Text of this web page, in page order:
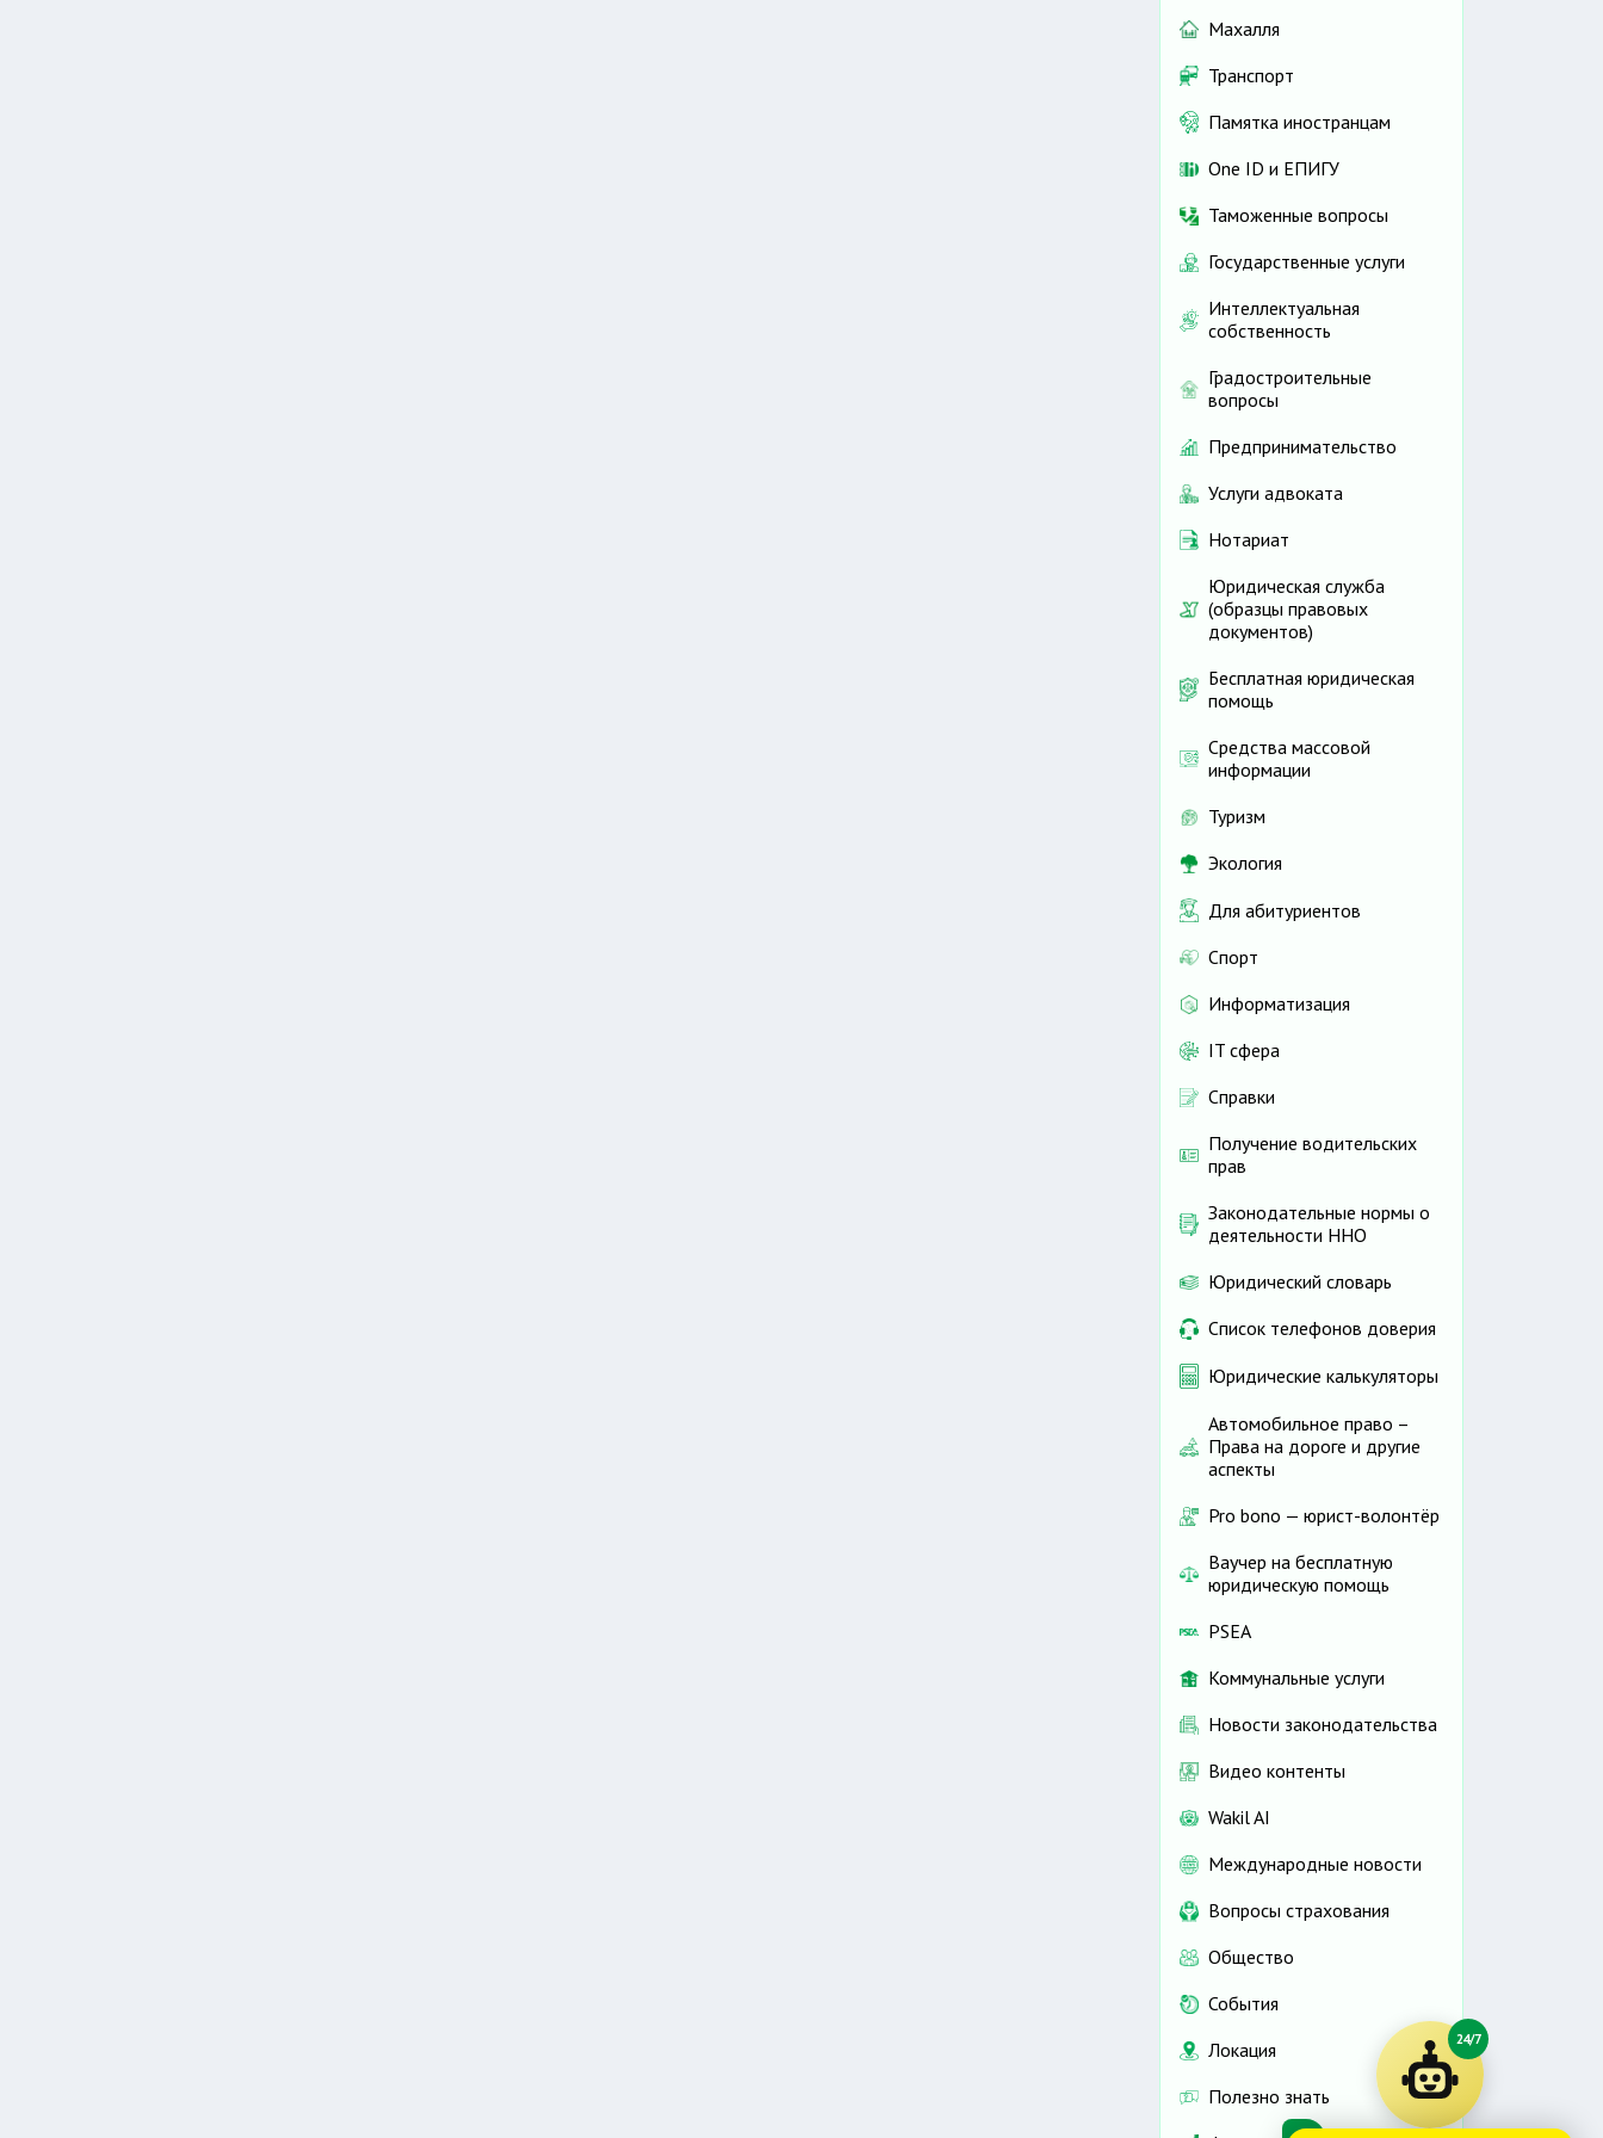
Махалля
Транспорт
Памятка иностранцам
One ID и ЕПИГУ
Таможенные вопросы
Государственные услуги
Интеллектуальная
собственность
Градостроительные
вопросы
Предпринимательство
Услуги адвоката
Нотариат
Юридическая служба
(образцы правовых
документов)
Бесплатная юридическая
помощь
Средства массовой
информации
Туризм
Экология
Для абитуриентов
Спорт
Информатизация
IT сфера
Справки
Получение водительских
прав
Законодательные нормы о
деятельности ННО
Юридический словарь
Список телефонов доверия
Юридические калькуляторы
Автомобильное право –
Права на дороге и другие
аспекты
Pro bono — юрист-волонтёр
Ваучер на бесплатную
юридическую помощь
PSEA
Коммунальные услуги
Новости законодательства
Видео контенты
Wakil AI
Международные новости
Вопросы страхования
Общество
События
Локация
Полезно знать
24/7